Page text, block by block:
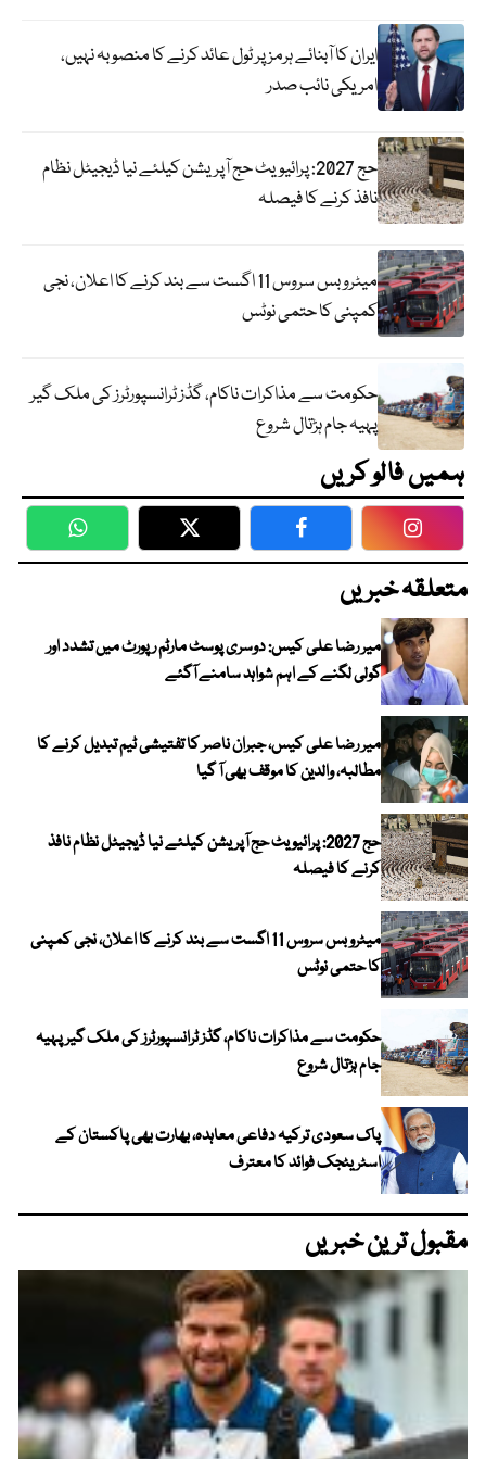
ایران کا آبنائے ہرمز پر ٹول عائد کرنے کا منصوبہ نہیں،
امریکی نائب صدر
حج 2027: پرائیویٹ حج آپریشن کیلئے نیا ڈیجیٹل نظام
نافذ کرنے کا فیصلہ
میٹرو بس سروس 11 اگست سے بند کرنے کا اعلان، نجی
کمپنی کا حتمی نوٹس
حکومت سے مذاکرات ناکام، گڈز ٹرانسپورٹرز کی ملک گیر
پہیہ جام ہڑتال شروع
ہمیں فالو کریں
WhatsApp Twitter Facebook
متعلقہ خبریں
میر رضا علی کیس: دوسری پوسٹ مارٹم رپورٹ میں تشدد اور
گولی لگنے کے اہم شواہد سامنے آگئے
میر رضا علی کیس، جبران ناصر کا تفتیشی ٹیم تبدیل کرنے کا
مطالبہ، والدین کا موقف بھی آ گیا
حج 2027: پرائیویٹ حج آپریشن کیلئے نیا ڈیجیٹل نظام نافذ
کرنے کا فیصلہ
میٹرو بس سروس 11 اگست سے بند کرنے کا اعلان، نجی کمپنی
کا حتمی نوٹس
حکومت سے مذاکرات ناکام، گڈز ٹرانسپورٹرز کی ملک گیر پہیہ
جام ہڑتال شروع
پاک سعودی ترکیہ دفاعی معاہدہ، بھارت بھی پاکستان کے
اسٹریٹجک فوائد کا معترف
مقبول ترین خبریں